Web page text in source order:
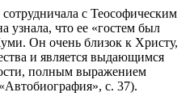
с Теософическим
что ее «гостем был
Он очень близок к Христу,
и является выдающимся
полным выражением
с. 37).